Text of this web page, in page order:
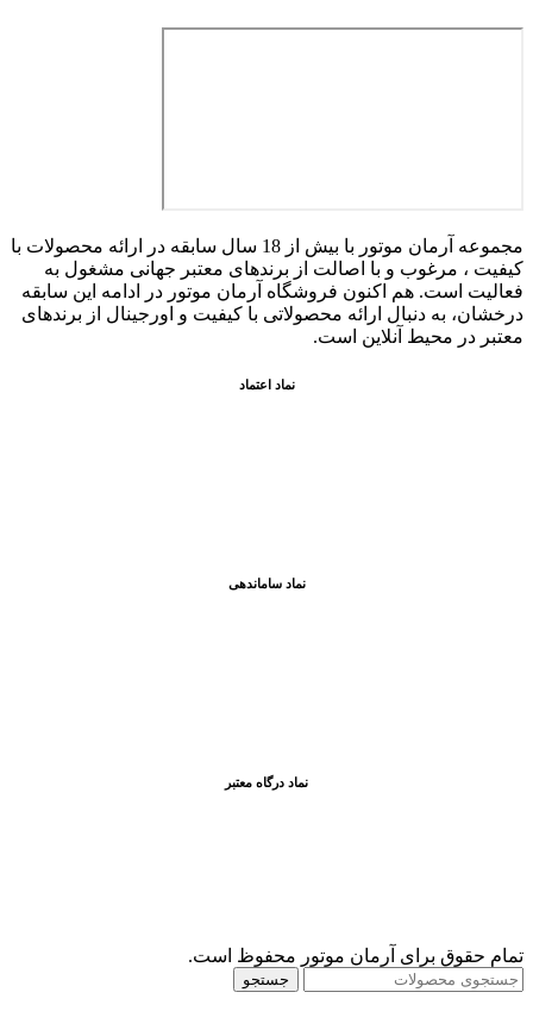
مجموعه آرمان موتور با بیش از 18 سال سابقه در ارائه محصولات با
کيفيت ، مرغوب و با اصالت از برندهای معتبر جهانی مشغول به
فعاليت است. هم اکنون فروشگاه آرمان موتور در ادامه اين سابقه
درخشان، به دنبال ارائه محصولاتی با کيفيت و اورجينال از برندهای
معتبر در محيط آنلاين است.
نماد اعتماد
نماد ساماندهی
نماد درگاه معتبر
تمام حقوق برای آرمان موتور محفوظ است.
جستجو